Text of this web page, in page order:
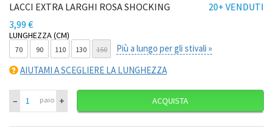
20+ VENDUTI
LACCI EXTRA LARGHI ROSA SHOCKING
3,99 €
LUNGHEZZA (CM)
70 90 110 130 150
Più a lungo per gli stivali »
AIUTAMI A SCEGLIERE LA LUNGHEZZA
– paio + ACQUISTA